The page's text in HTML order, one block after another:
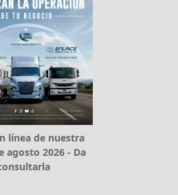
línea de nuestra
agosto 2026 - Da